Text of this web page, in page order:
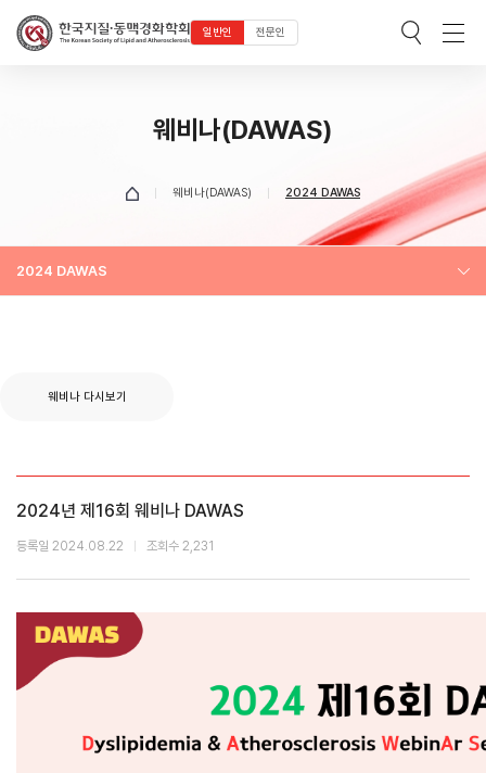
일반인 전문인
웨비나(DAWAS)
웨비나(DAWAS) 2024 DAWAS
2024 DAWAS
웨비나 다시보기
2024년 제16회 웨비나 DAWAS
등록일 2024.08.22 조회수 2,231